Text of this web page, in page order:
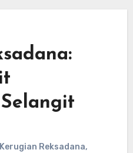
Reksadana,